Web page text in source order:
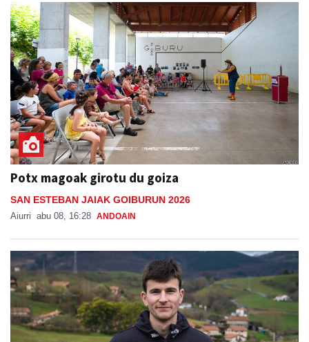
Potx magoak girotu du goiza
SAN ESTEBAN JAIAK GOIBURUN 2026
Aiurri abu 08, 16:28 ANDOAIN